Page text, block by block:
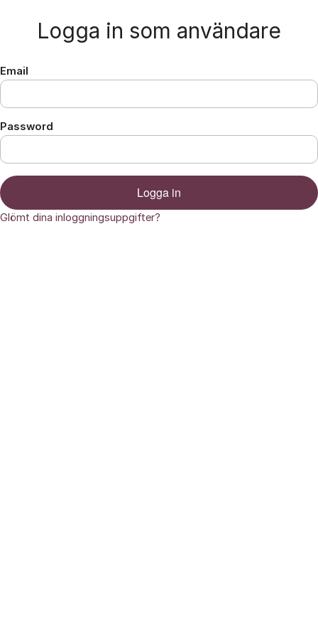
Logga in som användare
Email
Password
Logga in
Glömt dina inloggningsuppgifter?